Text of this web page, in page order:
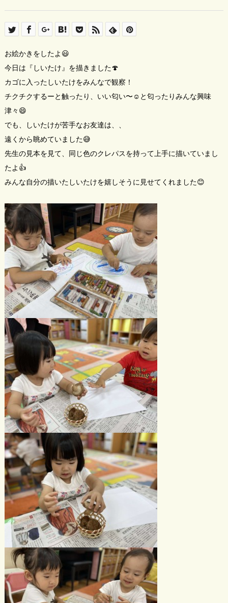
お絵かきをしたよ😃
今日は『しいたけ』を描きました🍄
カゴに入ったしいたけをみんなで観察！
チクチクするーと触ったり、いい匂い〜☺️と匂ったりみんな興味
津々😄
でも、しいたけが苦手なお友達は、、
遠くから眺めていました😅
先生の見本を見て、同じ色のクレパスを持って上手に描いていまし
たよ👍
みんな自分の描いたしいたけを嬉しそうに見せてくれました😊